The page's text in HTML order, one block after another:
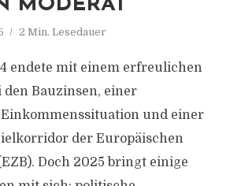
MODERAT
2 Min. Lesedauer
endete mit einem erfreulichen
den Bauzinsen, einer
und einer
der Europäischen
Doch 2025 bringt einige